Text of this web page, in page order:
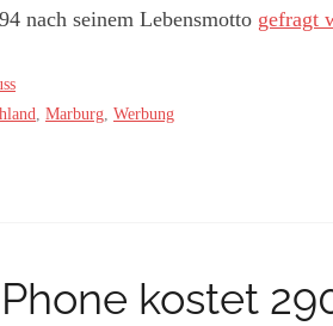
nach seinem Lebensmotto gefragt
, Marburg, Werbung
kostet